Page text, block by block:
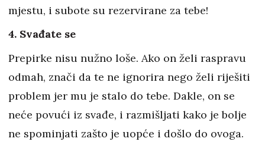
mjestu, i subote su rezervirane za tebe!
4. Svađate se
Prepirke nisu nužno loše. Ako on želi raspravu
odmah, znači da te ne ignorira nego želi riješiti
problem jer mu je stalo do tebe. Dakle, on se
neće povući iz svađe, i razmišljati kako je bolje
ne spominjati zašto je uopće i došlo do ovoga.